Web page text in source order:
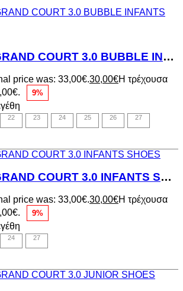
ADIDAS GRAND COURT 3.0 BUBBLE INFANTS SHOES
price was: 33,00€.30,00€Η τρέχουσα
9%
22 23 24 25 26 27
ADIDAS GRAND COURT 3.0 INFANTS SHOES
price was: 33,00€.30,00€Η τρέχουσα
9%
24 27